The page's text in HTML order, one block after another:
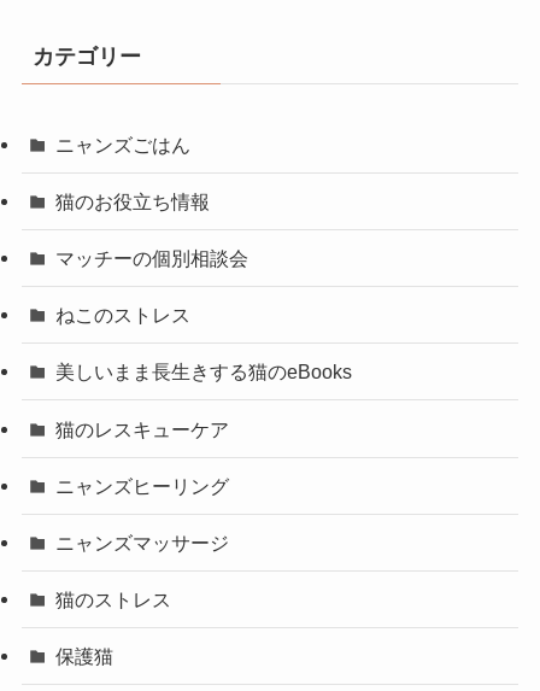
カテゴリー
ニャンズごはん
猫のお役立ち情報
マッチーの個別相談会
ねこのストレス
美しいまま長生きする猫のeBooks
猫のレスキューケア
ニャンズヒーリング
ニャンズマッサージ
猫のストレス
保護猫